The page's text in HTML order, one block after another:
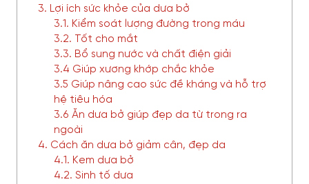
3. Lợi ích sức khỏe của dưa bở
3.1. Kiểm soát lượng đường trong máu
3.2. Tốt cho mắt
3.3. Bổ sung nước và chất điện giải
3.4 Giúp xương khớp chắc khỏe
3.5 Giúp nâng cao sức đề kháng và hỗ trợ
hệ tiêu hóa
3.6 Ăn dưa bở giúp đẹp da từ trong ra
ngoài
4. Cách ăn dưa bở giảm cân, đẹp da
4.1. Kem dưa bở
4.2. Sinh tố dưa